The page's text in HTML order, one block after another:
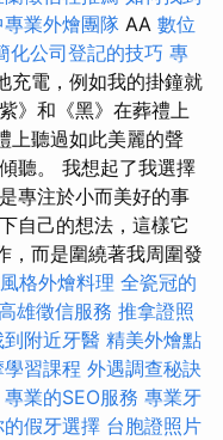
專業外燴團隊 AA 數位
化公司登記的技巧 專
充電，例如我的掛鐘就
》和《黑》在葬禮上
上聽過如此美麗的聲
聽。 我想起了我選擇
專注於小而美好的事
自己的想法，這樣它
，而是圍繞著我周圍發
格外燴料理 全瓷冠的
雄徵信服務 推拿證照
附近牙醫 精美外燴點
習課程 外遇調查秘訣
專業的SEO服務 專業牙
假牙選擇 台胞證照片